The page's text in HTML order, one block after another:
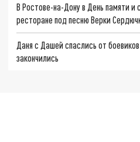
В Ростове-на-Дону в День памяти и
ресторане под песню Верки
Даня с Дашей спаслись от
закончились